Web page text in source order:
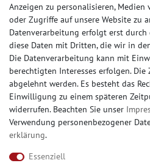
Rund um die Uhr online
Muster (Musterstück oder
Besuchen Sie unsere
bei Düsseldorf. Nahezu
Anzeigen zu personalisieren,
oder Zugriffe auf unsere Website zu
Datenverarbeitung erfolgt erst durch
diese Daten mit Dritten, die wir in
Die Datenverarbeitung kann mit
berechtigten Interesses erfolgen.
abgelehnt werden. Es besteht das
Einwilligung zu einem späteren
widerrufen. Beachten Sie unser
Verwendung personenbezogener
erklärung.
Essenziell